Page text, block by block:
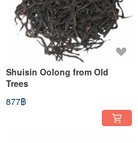
Shuisin Oolong from Old
Trees
877฿